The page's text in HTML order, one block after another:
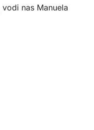
vodi nas Manuela